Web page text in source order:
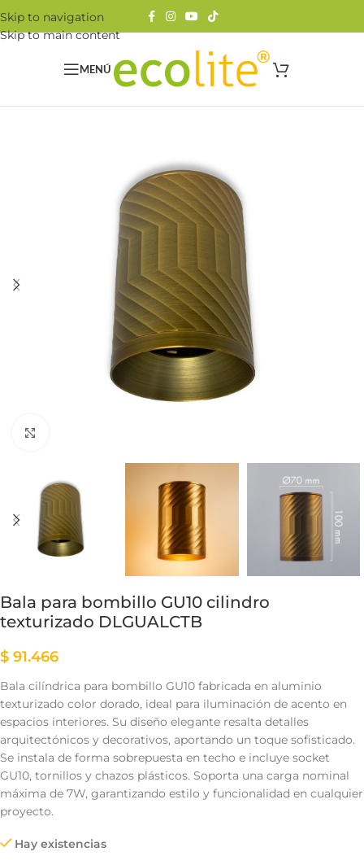
Skip to navigation
Skip to main content
MENÚ
Bala para bombillo GU10 cilindro
texturizado DLGUALCTB
$ 91.466
Bala cilíndrica para bombillo GU10 fabricada en aluminio
texturizado color dorado, ideal para iluminación de acento en
espacios interiores. Su diseño elegante resalta detalles
arquitectónicos y decorativos, aportando un toque sofisticado.
Se instala de forma sobrepuesta en techo e incluye socket
GU10, tornillos y chazos plásticos. Soporta una carga nominal
máxima de 7W, garantizando estilo y funcionalidad en cualquier
proyecto.
Hay existencias